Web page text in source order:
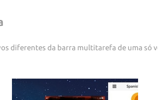
diferentes da barra multitarefa de uma só